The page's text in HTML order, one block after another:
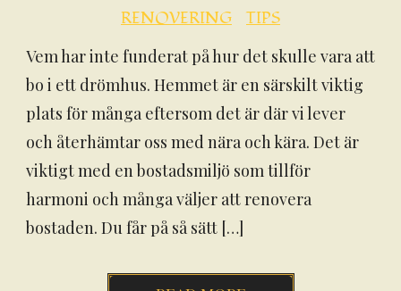
RENOVERING TIPS
Vem har inte funderat på hur det skulle vara att
bo i ett drömhus. Hemmet är en särskilt viktig
plats för många eftersom det är där vi lever
och återhämtar oss med nära och kära. Det är
viktigt med en bostadsmiljö som tillför
harmoni och många väljer att renovera
bostaden. Du får på så sätt […]